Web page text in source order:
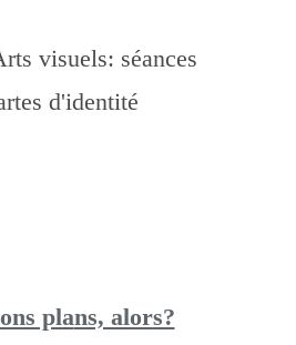
visuels: séances
d'identité
plans, alors?